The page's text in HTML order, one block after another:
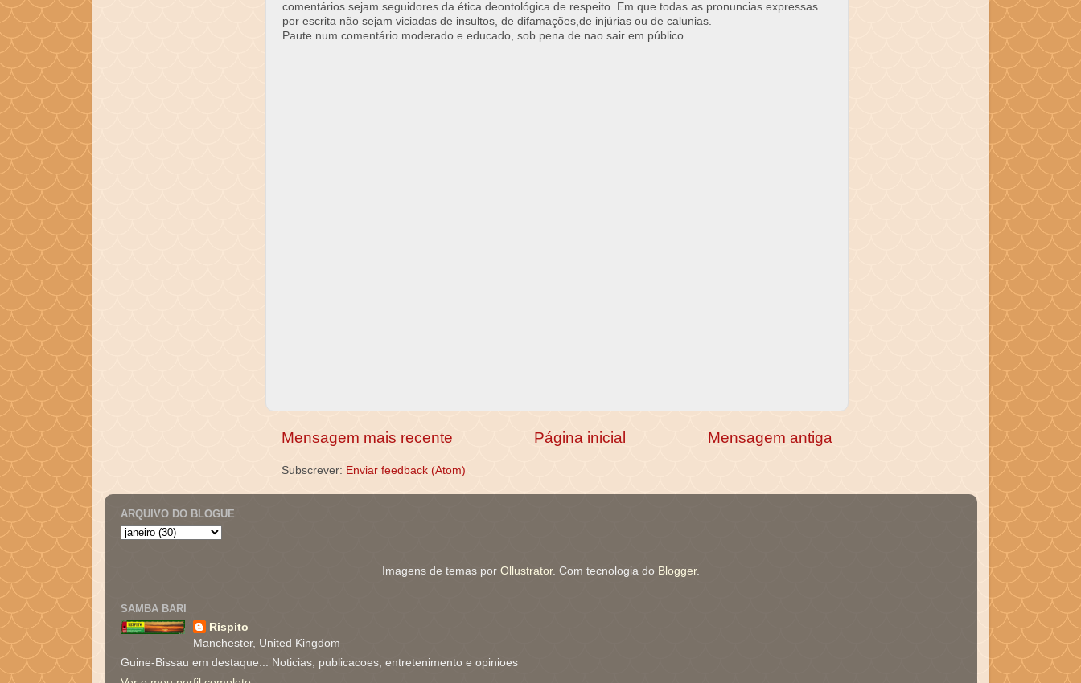
comentários sejam seguidores da ética deontológica de respeito. Em que todas as pronuncias expressas
por escrita não sejam viciadas de insultos, de difamações,de injúrias ou de calunias.
Paute num comentário moderado e educado, sob pena de nao sair em público
Mensagem mais recente Mensagem antiga
Página inicial
Subscrever: Enviar feedback (Atom)
ARQUIVO DO BLOGUE
Imagens de temas por Ollustrator. Com tecnologia do Blogger.
SAMBA BARI
Rispito
Manchester, United Kingdom
Guine-Bissau em destaque... Noticias, publicacoes, entretenimento e opinioes